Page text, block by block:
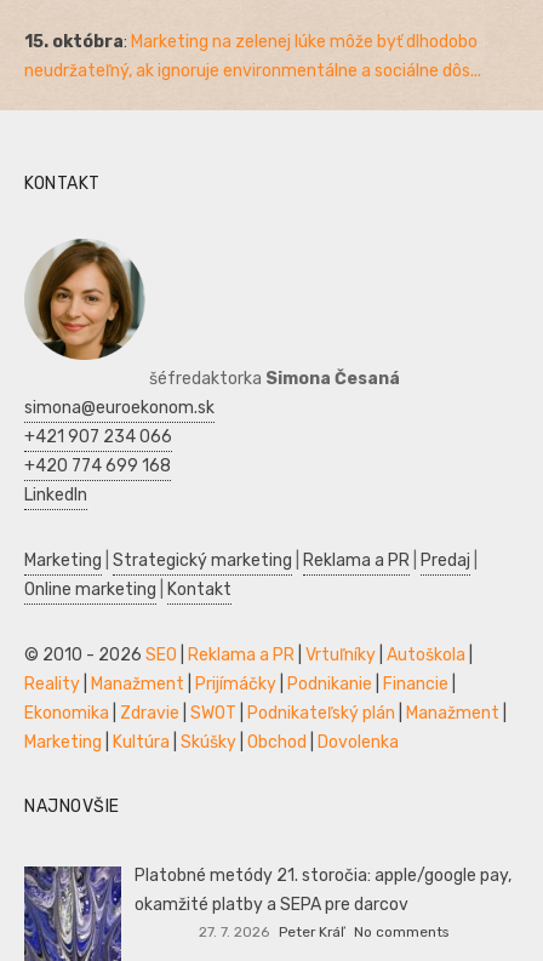
15. októbra: Marketing na zelenej lúke môže byť dlhodobo
neudržateľný, ak ignoruje environmentálne a sociálne dôs...
KONTAKT
šéfredaktorka Simona Česaná
simona@euroekonom.sk
+421 907 234 066
+420 774 699 168
LinkedIn
Marketing Strategický marketing Reklama a PR Predaj
Online marketing
Kontakt
© 2010 - 2026 SEO Reklama a PR Vrtuľníky Autoškola
Reality
Manažment Prijímáčky Podnikanie Financie
Ekonomika
Zdravie SWOT Podnikateľský plán Manažment
Marketing
Kultúra Skúšky Obchod Dovolenka
NAJNOVŠIE
Platobné metódy 21. storočia: apple/google pay,
okamžité platby a SEPA pre darcov
27. 7. 2026 Peter Kráľ No comments